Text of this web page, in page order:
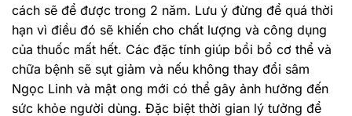
cách sẽ để được trong 2 năm. Lưu ý đừng để quá thời
hạn vì điều đó sẽ khiến cho chất lượng và công dụng
của thuốc mất hết. Các đặc tính giúp bồi bổ cơ thể và
chữa bệnh sẽ sụt giảm và nếu không thay đổi sâm
Ngọc Linh và mật ong mới có thể gây ảnh hưởng đến
sức khỏe người dùng. Đặc biệt thời gian lý tưởng để